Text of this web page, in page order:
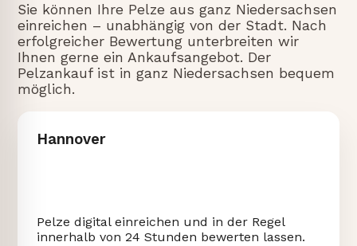
Sie können Ihre Pelze aus ganz Niedersachsen
einreichen – unabhängig von der Stadt. Nach
erfolgreicher Bewertung unterbreiten wir
Ihnen gerne ein Ankaufsangebot. Der
Pelzankauf ist in ganz Niedersachsen bequem
möglich.
Hannover
Pelze digital einreichen und in der Regel
innerhalb von 24 Stunden bewerten lassen.